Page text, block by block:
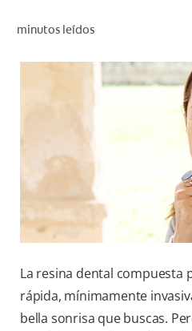
minutos leídos
La resina dental compuesta
rápida, mínimamente
bella sonrisa que buscas.